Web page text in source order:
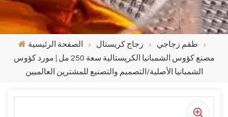
الصفحة الرئيسية زجاج كريستال
طقم زجاجي
مصنع كؤوس الشمبانيا الكريستالية سعة 250 مل | مورد كؤوس
الشمبانيا الأصلية/التصميم والتصنيع للمشترين العالميين